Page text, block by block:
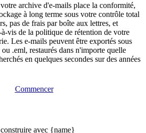
archive d'e-mails place la conformité,
à long terme sous votre contrôle total
pas de frais par boîte aux lettres, et
vis de la politique de rétention de votre
Les e-mails peuvent être exportés sous
.eml, restaurés dans n'importe quelle
en quelques secondes sur des années
Commencer